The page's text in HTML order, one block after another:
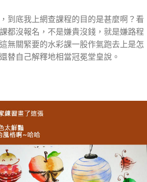
到底我上網查課程的目的是甚麼啊？看
都沒報名，不是嫌貴沒錢，就是嫌路程
無關緊要的水彩課一股作氣跑去上是怎
替自己解釋地相當冠冕堂皇說。